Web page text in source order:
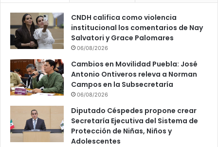
CNDH califica como violencia
institucional los comentarios de Nay
Salvatori y Grace Palomares
06/08/2026
Cambios en Movilidad Puebla: José
Antonio Ontiveros releva a Norman
Campos en la Subsecretaría
06/08/2026
Diputado Céspedes propone crear
Secretaría Ejecutiva del Sistema de
Protección de Niñas, Niños y
Adolescentes